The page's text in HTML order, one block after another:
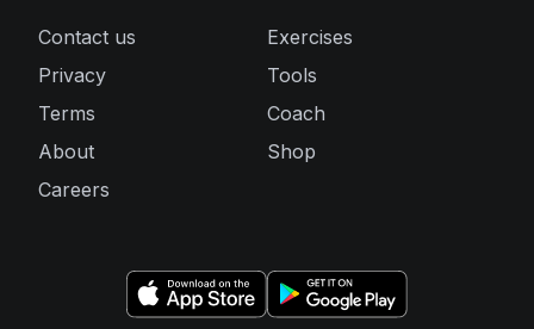
Contact us
Privacy
Terms
About
Careers
Exercises
Tools
Coach
Shop